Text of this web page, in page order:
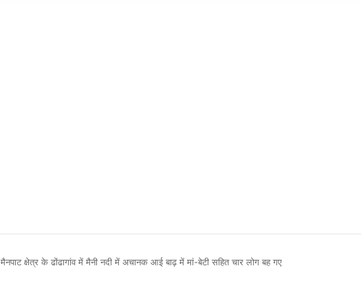
मैनपाट क्षेत्र के ढोंढागांव में मैनी नदी में अचानक आई बाढ़ में मां-बेटी सहित चार लोग बह गए